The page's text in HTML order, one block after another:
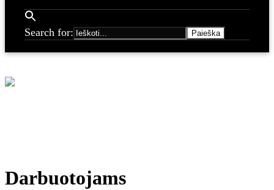
Search for:
Darbuotojams